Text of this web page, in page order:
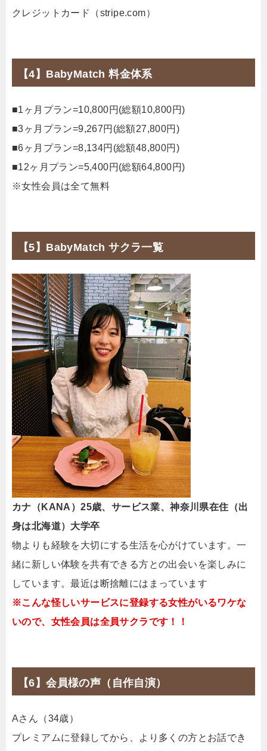
クレジットカード（stripe.com）
【4】BabyMatch 料金体系
■1ヶ月プラン=10,800円(総額10,800円)
■3ヶ月プラン=9,267円(総額27,800円)
■6ヶ月プラン=8,134円(総額48,800円)
■12ヶ月プラン=5,400円(総額64,800円)
※女性会員は全て無料
【5】BabyMatch サクラ一覧
カナ（KANA）25歳、サービス業、神奈川県在住（出
身は北海道）大学卒
物よりも経験を大切にする生活を心がけています。一
緒に新しい体験を共有できる方との出会いを楽しみに
しています。最近は断捨離にはまっています
※こんな怪しいサービスに登録する女性がいるワケな
いので、女性会員は全員サクラです！！
【6】会員様の声（自作自演）
Aさん（34歳）
プレミアムに登録してから、より多くの方とお話でき